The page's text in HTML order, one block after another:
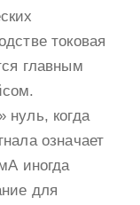
токовая
главным
нуль, когда
означает
иногда
для